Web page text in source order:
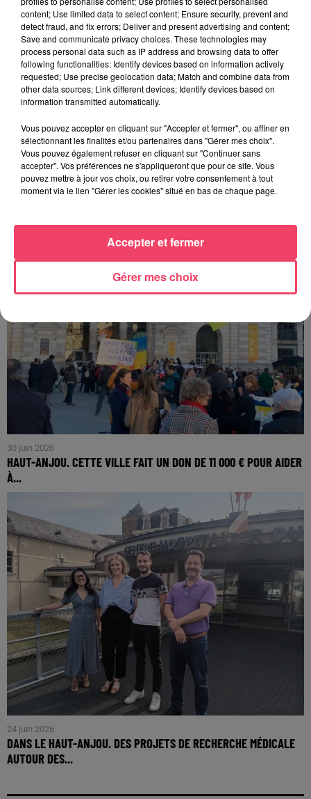
8 juillet 2026
HAUT-ANJOU. DES FEUX D'ARTIFICE ANNULÉS EN RAISON DES
FORTES CHALEURS
30 juin 2026
HAUT-ANJOU. CETTE VILLE FAIT UN DON DE 11 000 € POUR AIDER
À...
24 juin 2026
DANS LE HAUT-ANJOU. DES PROJETS DE RECHERCHE MÉDICALE
AUTOUR DES...
content; Use limited data to select content; Ensure security, prevent and
detect fraud, and fix errors; Deliver and present advertising and content;
Save and communicate privacy choices. These technologies may
process personal data such as IP address and browsing data to offer
following functionalities: Identify devices based on information actively
requested; Use precise geolocation data; Match and combine data from
other data sources; Link different devices; Identify devices based on
information transmitted automatically.
Vous pouvez accepter en cliquant sur "Accepter et fermer", ou affiner en
sélectionnant les finalités et/ou partenaires dans "Gérer mes choix".
Vous pouvez également refuser en cliquant sur "Continuer sans
accepter". Vos préférences ne s'appliqueront que pour ce site. Vous
pouvez mettre à jour vos choix, ou retirer votre consentement à tout
moment via le lien "Gérer les cookies" situé en bas de chaque page.
Gérer mes choix
Accepter et fermer